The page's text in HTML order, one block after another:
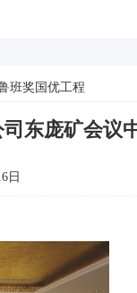
班奖国优工程
东庞矿会议
日